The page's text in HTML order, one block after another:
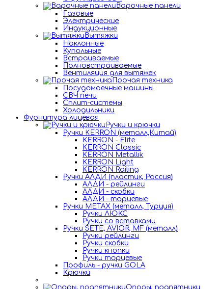
Варочные панели
Газовые
Электрические
Индукционные
Вытяжки
Наклонные
Купольные
Встраиваемые
Полновстраиваемые
Вентиляция для вытяжек
Прочая техника
Посудомоечные машины
СВЧ печи
Сплит-системы
Холодильники
Фурнитура лицевая
Ручки и крючки
Ручки KERRON (металл,Китай)
KERRON - Elite
KERRON Classic
KERRON Metallik
KERRON Light
KERRON Railing
Ручки АЛДИ (пластик, Россия)
АЛДИ - рейлинги
АЛДИ - скобки
АЛДИ - торцевые
Ручки METAX (металл, Турция)
Ручки ЛЮКС
Ручки со вставками
Ручки SETE, AVIOR, MF (металл)
Ручки рейлинги
Ручки скобки
Ручки кнопки
Ручки торцевые
Профиль - ручки GOLA
Крючки
Опоры, подпятники